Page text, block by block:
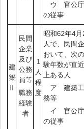
ウ 官公庁
の従事
建
築
Ⅱ
民間
企業
及び
公務
員等
職務
経験
者
1
人
程
度
昭和62年4
人で、民間
おいて、次
験年数が直
上ある人
ア 建築工
務等
イ 官公庁
の従事